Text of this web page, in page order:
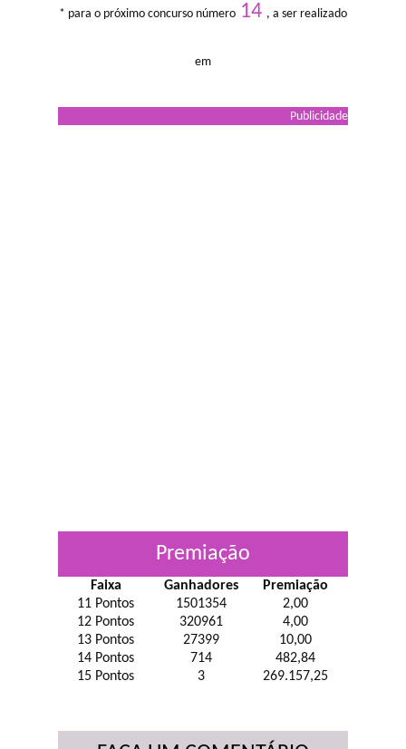
* para o próximo concurso número 14 , a ser realizado
em
Publicidade
Premiação
Faixa Ganhadores
Premiação
11 Pontos
1501354
2,00
12 Pontos
320961
4,00
13 Pontos
27399
10,00
14 Pontos
714
482,84
15 Pontos
3 269.157,25